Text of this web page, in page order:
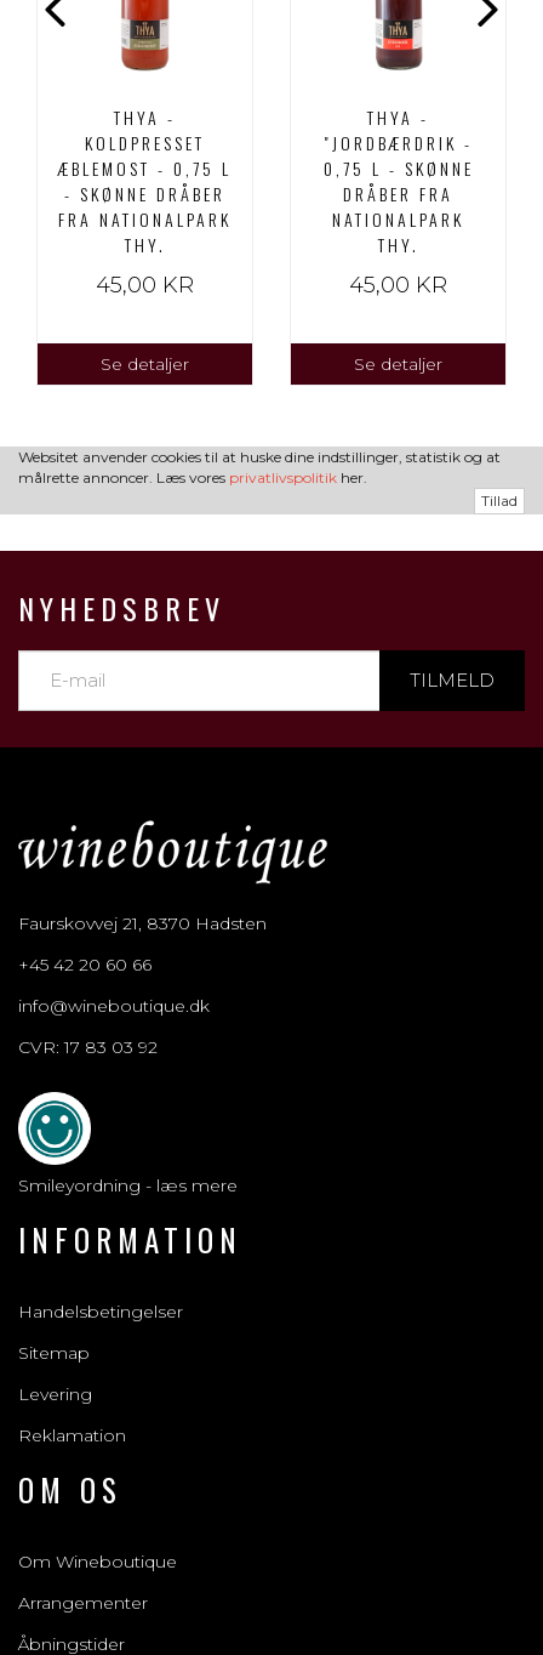
THYA -
KOLDPRESSET
ÆBLEMOST - 0,75 L
- SKØNNE DRÅBER
FRA NATIONALPARK
THY.
45,00 KR
Se detaljer
THYA -
"JORDBÆRDRIK -
0,75 L - SKØNNE
DRÅBER FRA
NATIONALPARK
THY.
45,00 KR
Se detaljer
Websitet anvender cookies til at huske dine indstillinger, statistik og at
målrette annoncer. Læs vores privatlivspolitik her.
Tillad
NYHEDSBREV
TILMELD
Faurskovvej 21, 8370 Hadsten
+45 42 20 60 66
info@wineboutique.dk
CVR: 17 83 03 92
Smileyordning - læs mere
INFORMATION
Handelsbetingelser
Sitemap
Levering
Reklamation
OM OS
Om Wineboutique
Arrangementer
Åbningstider